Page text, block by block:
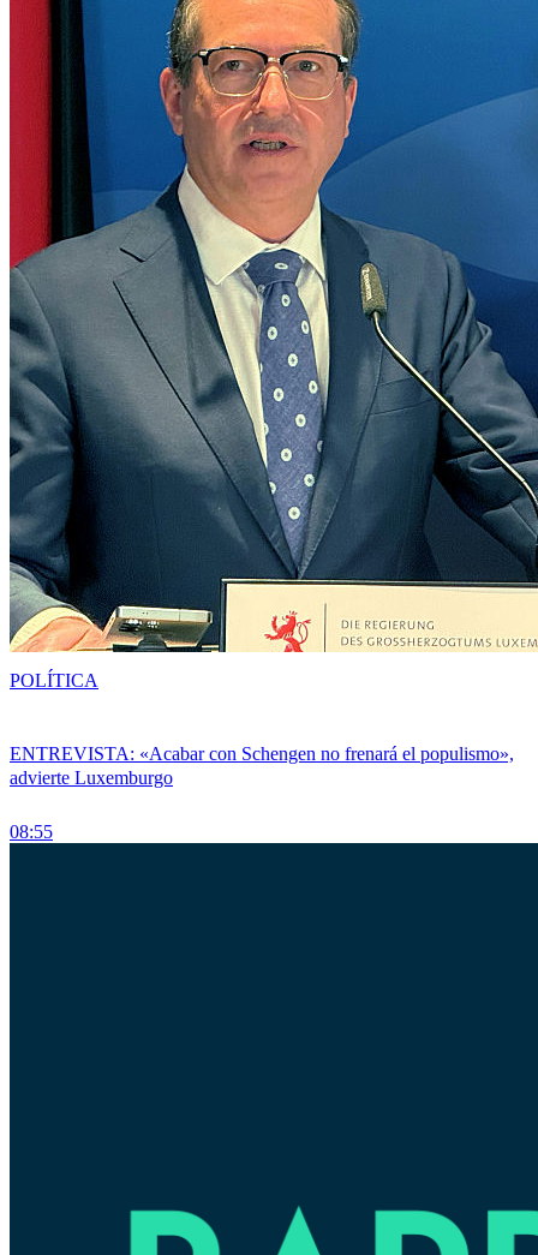
ENTREVISTA: «Acabar con Schengen no frenará el populismo»,
advierte Luxemburgo
08:55
POLÍTICA